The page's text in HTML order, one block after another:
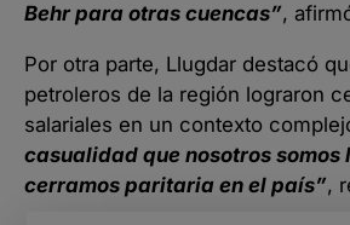
Behr para otras cuencas”,
Por otra parte, Llugdar destacó
petroleros de la región lograron
salariales en un contexto
casualidad que nosotros somos
cerramos paritaria en el país”,